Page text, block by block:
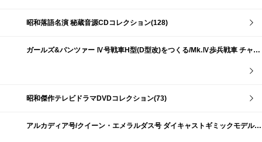
昭和落語名演 秘蔵音源CDコレクション(128)
ガールズ&パンツァー Ⅳ号戦車H型(D型改)をつくる/Mk.Ⅳ歩兵戦車 チャーチルMk.Ⅶをつくる(191)
昭和傑作テレビドラマDVDコレクション(73)
アルカディア号/クイーン・エメラルダス号 ダイキャストギミックモデルをつくる(159)